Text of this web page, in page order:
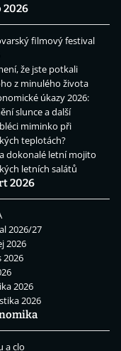
2026
filmový festival
že jste potkali
z minulého života
úkazy 2026:
slunce a další
miminko při
teplotách?
dokonalé letní mojito
letních salátů
2026
2026/27
2026
2026
2026
2026
a clo